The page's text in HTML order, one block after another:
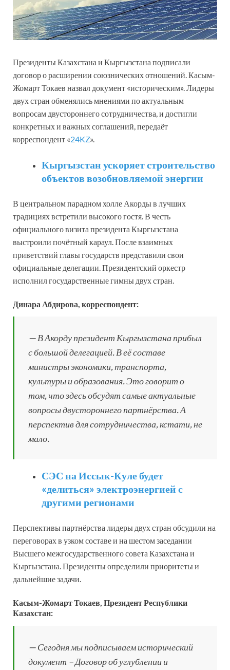
Президенты Казахстана и Кыргызстана подписали
договор о расширении союзнических отношений. Касым-
Жомарт Токаев назвал документ «историческим». Лидеры
двух стран обменялись мнениями по актуальным
вопросам двустороннего сотрудничества, и достигли
конкретных и важных соглашений, передаёт
корреспондент «24KZ».
Кыргызстан ускоряет строительство
объектов возобновляемой энергии
В центральном парадном холле Акорды в лучших
традициях встретили высокого гостя. В честь
официального визита президента Кыргызстана
выстроили почётный караул. После взаимных
приветствий главы государств представили свои
официальные делегации. Президентский оркестр
исполнил государственные гимны двух стран.
Динара Абдирова, корреспондент:
— В Акорду президент Кыргызстана прибыл
с большой делегацией. В её составе
министры экономики, транспорта,
культуры и образования. Это говорит о
том, что здесь обсудят самые актуальные
вопросы двустороннего партнёрства. А
перспектив для сотрудничества, кстати, не
мало.
СЭС на Иссык-Куле будет
«делиться» электроэнергией с
другими регионами
Перспективы партнёрства лидеры двух стран обсудили на
переговорах в узком составе и на шестом заседании
Высшего межгосударственного совета Казахстана и
Кыргызстана. Президенты определили приоритеты и
дальнейшие задачи.
Касым-Жомарт Токаев, Президент Республики
Казахстан:
— Сегодня мы подписываем исторический
документ – Договор об углублении и